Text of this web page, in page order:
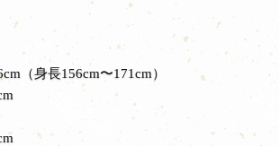
（身長156cm〜171cm）